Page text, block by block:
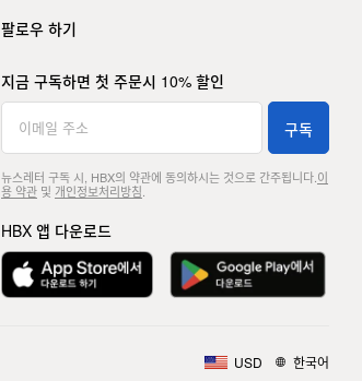
팔로우 하기
지금 구독하면 첫 주문시 10% 할인
구독
뉴스레터 구독 시, HBX의 약관에 동의하시는 것으로 간주됩니다. 이
용 약관및 개인정보처리방침
HBX 앱 다운로드
USD 한국어